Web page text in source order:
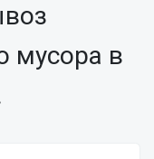
мусора в